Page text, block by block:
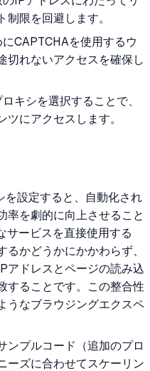
限を回避します。
CAPTCHAを使用するウ
切れないアクセスを確保し
キシを選択することで、
にアクセスします。
を設定すると、自動化され
率を劇的に向上させること
サービスを直接使用する
かどうかにかかわらず、
アドレスとページの読み込
することです。この整合性
うなブラウジングエクスペ
ンプルコード（追加のプロ
ーズに合わせてスケーリン